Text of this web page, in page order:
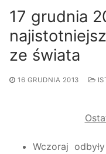
17 grudnia
ze świata
16 GRUDNIA 2013
Wczoraj